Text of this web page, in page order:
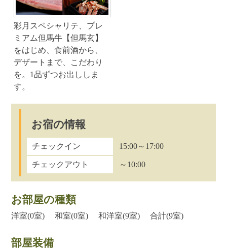
彩月スペシャリテ、プレ
ミアム但馬牛【但馬玄】
をはじめ、食前酒から、
デザートまで、こだわり
を。1品ずつお出ししま
す。
お宿の情報
チェックイン 15:00～17:00
チェックアウト ～10:00
お部屋の種類
洋室(0室) 和室(0室) 和洋室(9室) 合計(9室)
部屋装備